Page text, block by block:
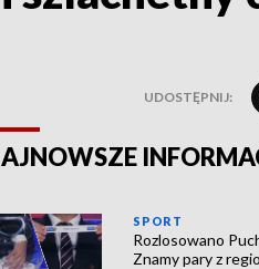
UDOSTĘPNIJ:
SPORT
Rozlosowano
Znamy pary z